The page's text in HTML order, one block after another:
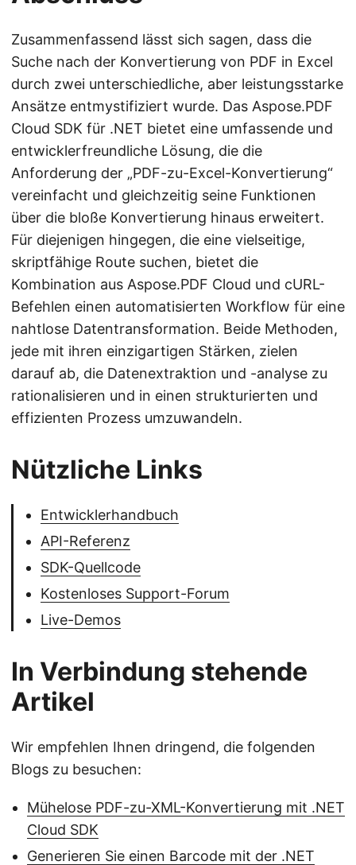
Zusammenfassend lässt sich sagen, dass die
Suche nach der Konvertierung von PDF in Excel
durch zwei unterschiedliche, aber leistungsstarke
Ansätze entmystifiziert wurde. Das Aspose.PDF
Cloud SDK für .NET bietet eine umfassende und
entwicklerfreundliche Lösung, die die
Anforderung der „PDF-zu-Excel-Konvertierung“
vereinfacht und gleichzeitig seine Funktionen
über die bloße Konvertierung hinaus erweitert.
Für diejenigen hingegen, die eine vielseitige,
skriptfähige Route suchen, bietet die
Kombination aus Aspose.PDF Cloud und cURL-
Befehlen einen automatisierten Workflow für eine
nahtlose Datentransformation. Beide Methoden,
jede mit ihren einzigartigen Stärken, zielen
darauf ab, die Datenextraktion und -analyse zu
rationalisieren und in einen strukturierten und
effizienten Prozess umzuwandeln.
Nützliche Links
Entwicklerhandbuch
API-Referenz
SDK-Quellcode
Kostenloses Support-Forum
Live-Demos
In Verbindung stehende
Artikel
Wir empfehlen Ihnen dringend, die folgenden
Blogs zu besuchen:
Mühelose PDF-zu-XML-Konvertierung mit .NET
Cloud SDK
Generieren Sie einen Barcode mit der .NET